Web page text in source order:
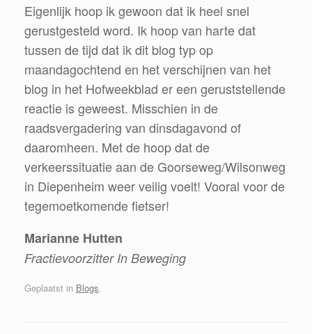
Eigenlijk hoop ik gewoon dat ik heel snel
gerustgesteld word. Ik hoop van harte dat
tussen de tijd dat ik dit blog typ op
maandagochtend en het verschijnen van het
blog in het Hofweekblad er een geruststellende
reactie is geweest. Misschien in de
raadsvergadering van dinsdagavond of
daaromheen. Met de hoop dat de
verkeerssituatie aan de Goorseweg/Wilsonweg
in Diepenheim weer veilig voelt! Vooral voor de
tegemoetkomende fietser!
Marianne Hutten
Fractievoorzitter In Beweging
Geplaatst in Blogs.